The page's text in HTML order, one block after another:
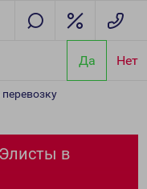
Да Нет
в